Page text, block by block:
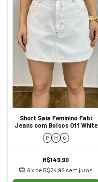
Short Saia Feminino Fabi
Jeans com Bolsos Off White
P M G
R$149,90
6 x de R$24,98 sem juros